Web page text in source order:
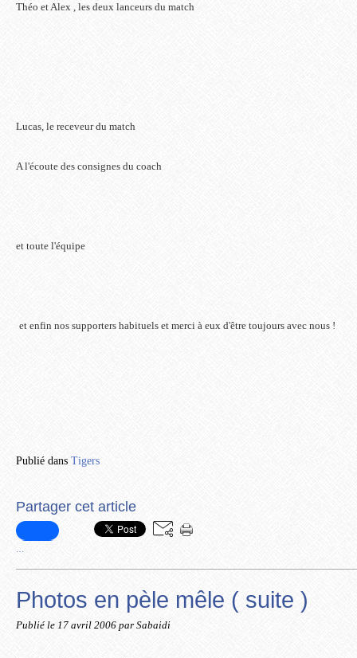
Théo et Alex , les deux lanceurs du match
Lucas, le receveur du match
A l'écoute des consignes du coach
et toute l'équipe
et enfin nos supporters habituels et merci à eux d'être toujours avec nous !
Publié dans Tigers
Partager cet article
Photos en pèle mêle ( suite )
Publié le 17 avril 2006 par Sabaidi